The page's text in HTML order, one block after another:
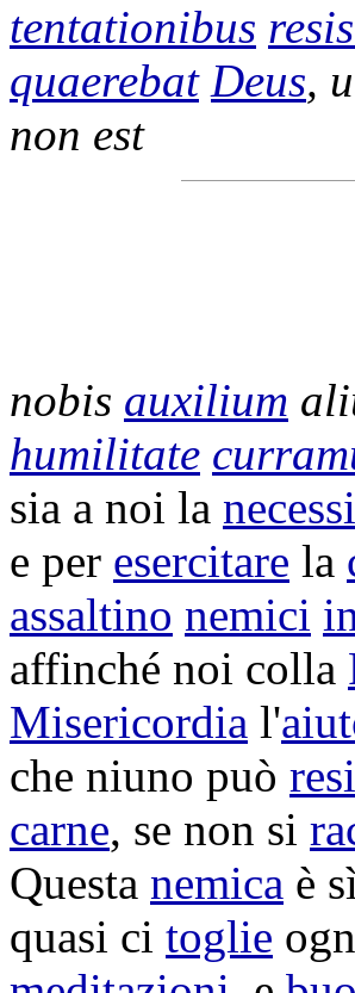
tentationibus
quaerebat Deus,
non est
nobis auxilium
humilitate
sia a noi la
e per esercitare la
assaltino nemici
affinché noi colla
Misericordia l'
che niuno può
carne, se non si
Questa nemica è sì
quasi ci toglie